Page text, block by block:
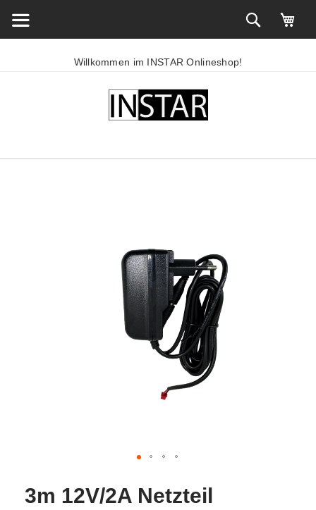
Willkommen im INSTAR Onlineshop!
3m 12V/2A Netzteil